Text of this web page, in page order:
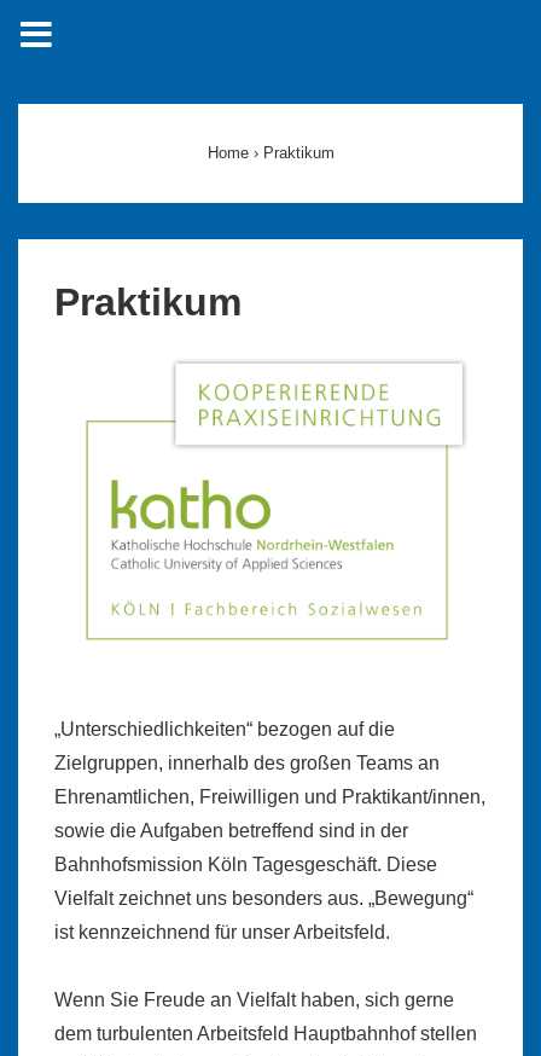
Home › Praktikum
Praktikum
„Unterschiedlichkeiten“ bezogen auf die
Zielgruppen, innerhalb des großen Teams an
Ehrenamtlichen, Freiwilligen und Praktikant/innen,
sowie die Aufgaben betreffend sind in der
Bahnhofsmission Köln Tagesgeschäft. Diese
Vielfalt zeichnet uns besonders aus. „Bewegung“
ist kennzeichnend für unser Arbeitsfeld.
Wenn Sie Freude an Vielfalt haben, sich gerne
dem turbulenten Arbeitsfeld Hauptbahnhof stellen